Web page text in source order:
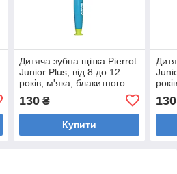
Дитяча зубна щітка Pierrot
Junior Plus, від 8 до 12
років, м'яка, блакитного
130₴
Купити
130